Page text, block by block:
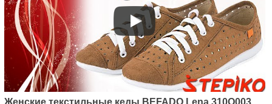
Женские текстильные кеды BEFADO Lena 310Q003